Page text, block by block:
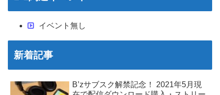
イベント無し
新着記事
B’zサブスク解禁記念！ 2021年5月現